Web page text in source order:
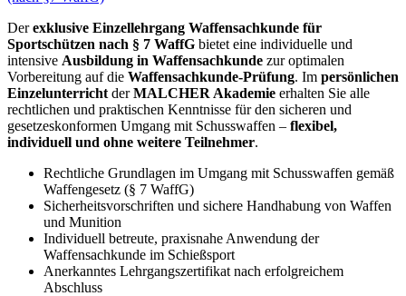
Derexklusive Einzellehrgang Waffensachkunde für
Sportschützen nach § 7 WaffG bietet eine individuelle und
intensive Ausbildung in Waffensachkunde zur optimalen
Vorbereitung auf die Waffensachkunde-Prüfung. Im persönlichen
Einzelunterricht derMALCHER Akademie erhalten Sie alle
rechtlichen und praktischen Kenntnisse für den sicheren und
gesetzeskonformen Umgang mit Schusswaffen – flexibel,
individuell und ohne weitere Teilnehmer.
Rechtliche Grundlagen im Umgang mit Schusswaffen gemäß
Waffengesetz (§ 7 WaffG)
Sicherheitsvorschriften und sichere Handhabung von Waffen
und Munition
Individuell betreute, praxisnahe Anwendung der
Waffensachkunde im Schießsport
Anerkanntes Lehrgangszertifikat nach erfolgreichem
Abschluss